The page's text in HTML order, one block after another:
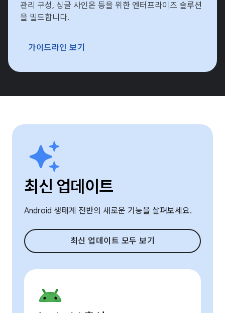
관리 구성, 싱글 사인온 등을 위한 엔터프라이즈 솔루션
을 빌드합니다.
가이드라인 보기
최신 업데이트
Android 생태계 전반의 새로운 기능을 살펴보세요.
최신 업데이트 모두 보기